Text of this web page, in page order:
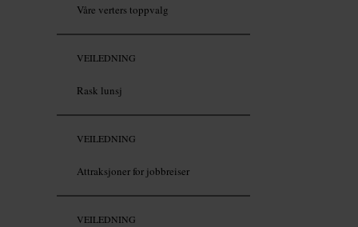
Våre verters toppvalg
VEILEDNING
Rask lunsj
VEILEDNING
Attraksjoner for jobbreiser
VEILEDNING